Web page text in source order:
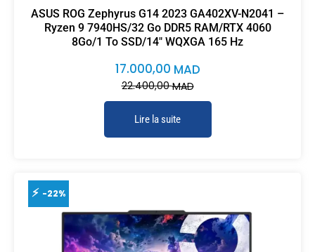
ASUS ROG Zephyrus G14 2023 GA402XV-N2041 –
Ryzen 9 7940HS/32 Go DDR5 RAM/RTX 4060
8Go/1 To SSD/14″ WQXGA 165 Hz
22.400,00MAD
17.000,00 MAD
Lire la suite
-22%